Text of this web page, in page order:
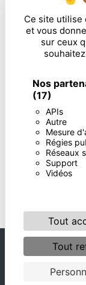
Ce site utilise
et vous
sur ceux
Nos
(17)
APIs
Autre
Mesure
Régies
Réseaux
Support
Vidéos
Tout
Tout
En cochant
particulières
** Les données
aux fins de vous
ses sous-
rectification,
d’opposition, de
du droit
contrôle, ainsi
mortem. Vous
courrier
demandé. Nous
prise de contact
fins probatoire et
Vistalid-